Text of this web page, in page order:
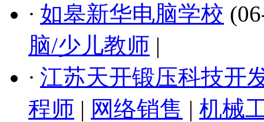
· 如皋新华电脑学校
脑/少儿教师 |
· 江苏天开锻压科技开
程师 | 网络销售 | 机械